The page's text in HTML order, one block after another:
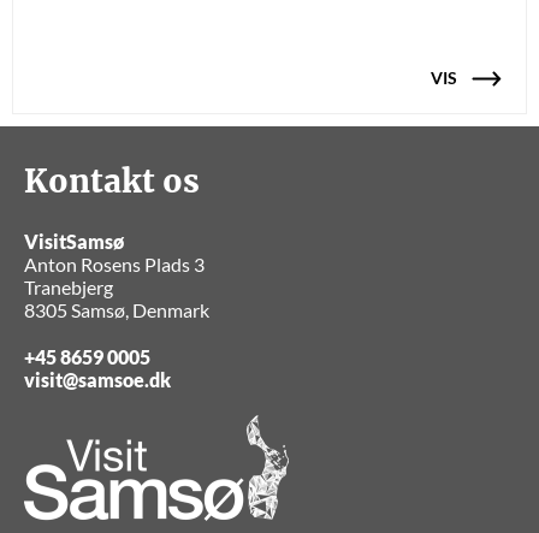
VIS
Kontakt os
VisitSamsø
Anton Rosens Plads 3
Tranebjerg
8305 Samsø, Denmark
+45 8659 0005
visit@samsoe.dk